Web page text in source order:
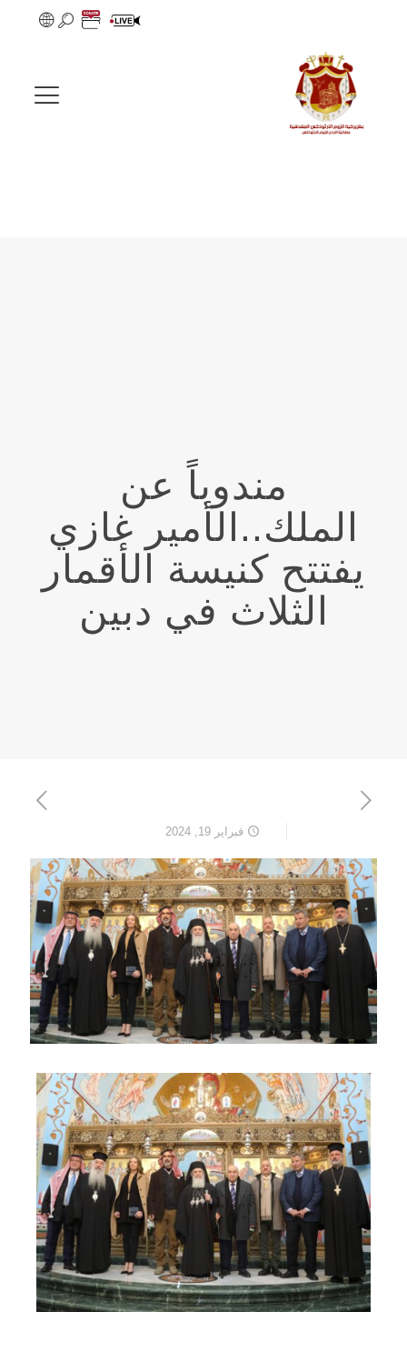
مندوباً عن
الملك..الأمير غازي
يفتتح كنيسة الأقمار
الثلاث في دبين
فبراير 19, 2024